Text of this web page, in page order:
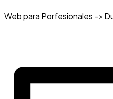
Web para Porfesionales ->